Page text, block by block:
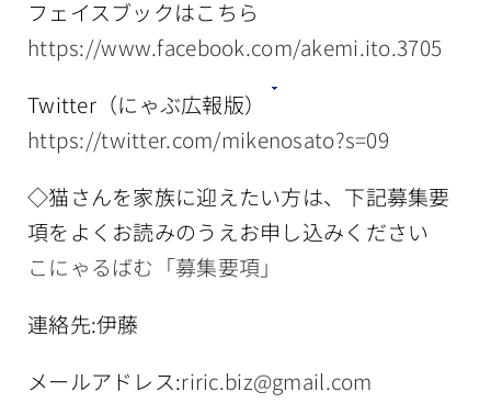
フェイスブックはこちら
https://www.facebook.com/akemi.ito.3705
Twitter（にゃぶ広報版）
https://twitter.com/mikenosato?s=09
◇猫さんを家族に迎えたい方は、下記募集要
項をよくお読みのうえお申し込みください
こにゃるばむ「募集要項」
連絡先:伊藤
メールアドレス:riric.biz@gmail.com